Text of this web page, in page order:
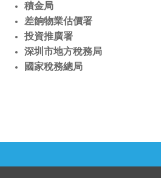
積金局
差餉物業估價署
投資推廣署
深圳市地方稅務局
國家稅務總局